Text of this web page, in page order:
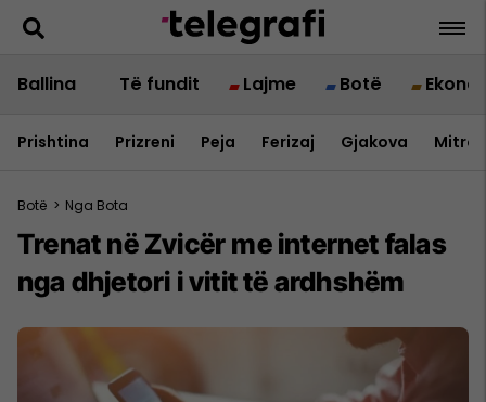
Ballina Të fundit Lajme Botë
Prishtina Prizreni Peja Ferizaj Gjakova
Botë > Nga Bota
Trenat në Zvicër me internet falas
nga dhjetori i vitit të ardhshëm